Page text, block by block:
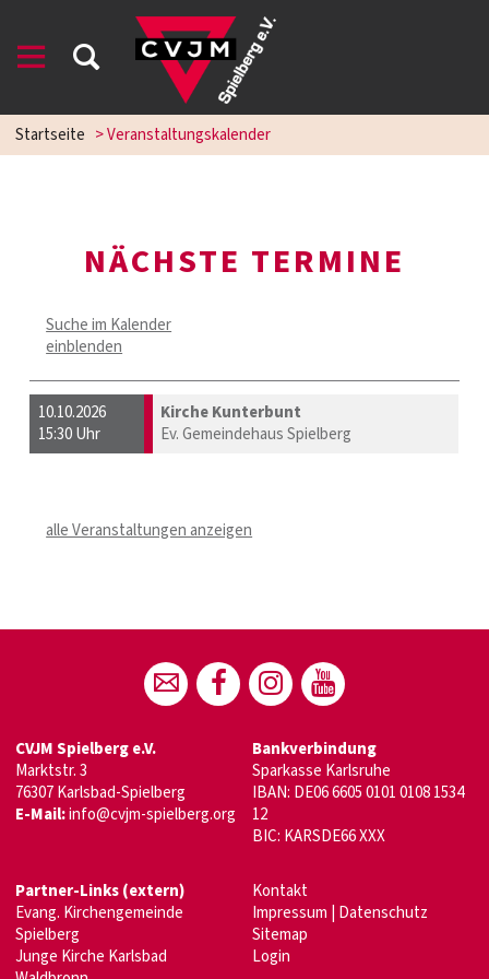
Startseite > Veranstaltungskalender
NÄCHSTE TERMINE
Suche im Kalender
einblenden
10.10.2026
15:30 Uhr
Kirche Kunterbunt
Ev. Gemeindehaus Spielberg
alle Veranstaltungen anzeigen
CVJM Spielberg e.V.
Marktstr. 3
76307 Karlsbad-Spielberg
E-Mail:info@cvjm-spielberg.org
Bankverbindung
Sparkasse Karlsruhe
IBAN: DE06 6605 0101 0108 1534
12
BIC: KARSDE66 XXX
Partner-Links (extern)
Evang. Kirchengemeinde
Spielberg
Junge Kirche Karlsbad
Kontakt
Impressum | Datenschutz
Sitemap
Login